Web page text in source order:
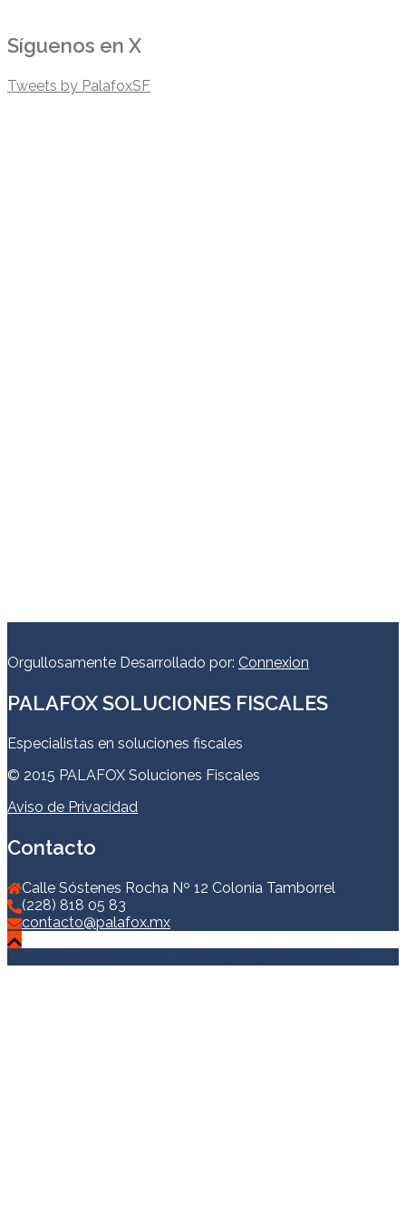
Síguenos en X
Tweets by PalafoxSF
Orgullosamente Desarrollado por: Connexion
PALAFOX SOLUCIONES FISCALES
Especialistas en soluciones fiscales
© 2015 PALAFOX Soluciones Fiscales
Aviso de Privacidad
Contacto
Calle Sóstenes Rocha Nº 12 Colonia Tamborrel
(228) 818 05 83
contacto@palafox.mx